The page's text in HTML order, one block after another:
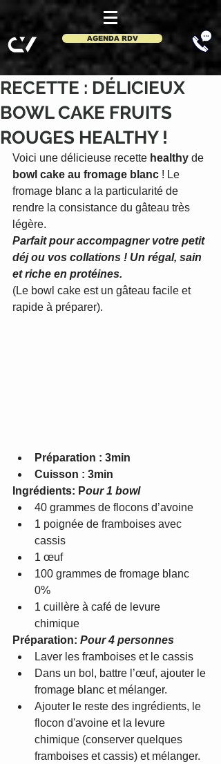
AGENDA RDV
RECETTE : DÉLICIEUX
BOWL CAKE FRUITS
ROUGES HEALTHY !
Voici une délicieuse recette healthy de
bowl cake au fromage blanc ! Le
fromage blanc a la particularité de
rendre la consistance du gâteau très
légère.
Parfait pour accompagner votre petit
déj ou vos collations ! Un régal, sain
et riche en protéines.
(Le bowl cake est un gâteau facile et
rapide à préparer).
Préparation : 3min
Cuisson : 3min
Ingrédients: Pour 1 bowl
40 grammes de flocons d’avoine
1 poignée de framboises avec
cassis
1 œuf
100 grammes de fromage blanc
0%
1 cuillère à café de levure
chimique
Préparation: Pour 4 personnes
Laver les framboises et le cassis
Dans un bol, battre l’œuf, ajouter le
fromage blanc et mélanger.
Ajouter le reste des ingrédients, le
flocon d'avoine et la levure
chimique (conserver quelques
framboises et cassis) et mélanger.